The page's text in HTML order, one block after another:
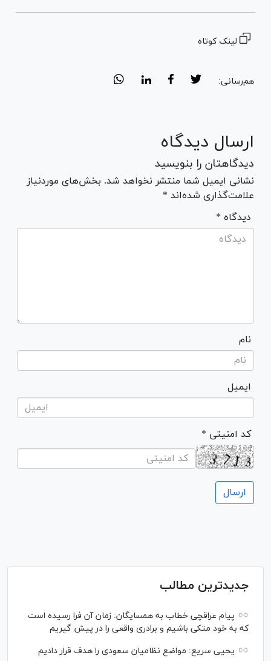
لینک کوتاه
هم‌رسانی:
ارسال دیدگاه
دیدگاهتان را بنویسید
نشانی ایمیل شما منتشر نخواهد شد. بخش‌های موردنیاز
علامت‌گذاری شده‌اند *
* دیدگاه
نام
ایمیل
* کد امنیتی
جدیدترین مطالب
پیام عراقچی خطاب به همسایگان: زمان آن فرا رسیده است
که به خود متکی باشیم و برادری واقعی را در پیش گیریم
یحیی سریع: مواضع نظامیان سعودی را هدف قرار دادیم